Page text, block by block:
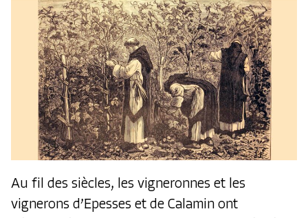
Au fil des siècles, les vigneronnes et les
vignerons d’Epesses et de Calamin ont